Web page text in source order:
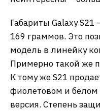
Габариты Galaxy
169 граммов. Это
модель в линейку
Примерно такой же
К тому же S21
фиолетовом и белом
версия. Степень